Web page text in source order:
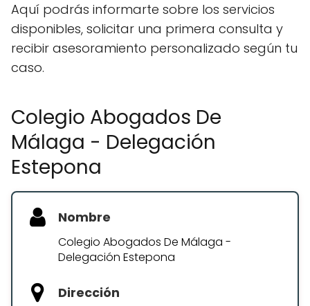
Aquí podrás informarte sobre los servicios
disponibles, solicitar una primera consulta y
recibir asesoramiento personalizado según tu
caso.
Colegio Abogados De
Málaga - Delegación
Estepona
Nombre
Colegio Abogados De Málaga -
Delegación Estepona
Dirección